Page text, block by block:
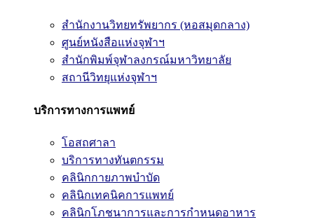
สำนักงานวิทยทรัพยากร (หอสมุดกลาง)
ศูนย์หนังสือแห่งจุฬาฯ
สำนักพิมพ์จุฬาลงกรณ์มหาวิทยาลัย
สถานีวิทยุแห่งจุฬาฯ
บริการทางการแพทย์
โอสถศาลา
บริการทางทันตกรรม
คลินิกกายภาพบำบัด
คลินิกเทคนิคการแพทย์
คลินิกโภชนาการและการกำหนดอาหาร